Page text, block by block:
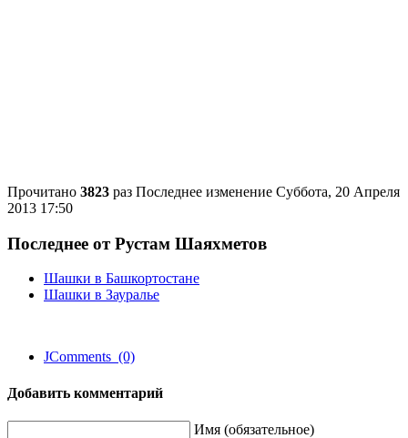
Прочитано 3823 раз Последнее изменение Суббота, 20 Апреля
2013 17:50
Последнее от Рустам Шаяхметов
Шашки в Башкортостане
Шашки в Зауралье
JComments (0)
Добавить комментарий
Имя (обязательное)